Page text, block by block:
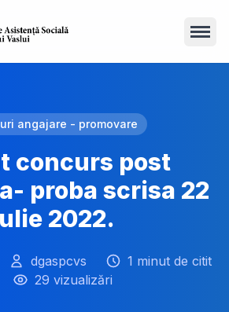
angajare - promovare
concurs post
proba scrisa 22
2022.
dgaspcvs
1 minut de citit
29 vizualizări